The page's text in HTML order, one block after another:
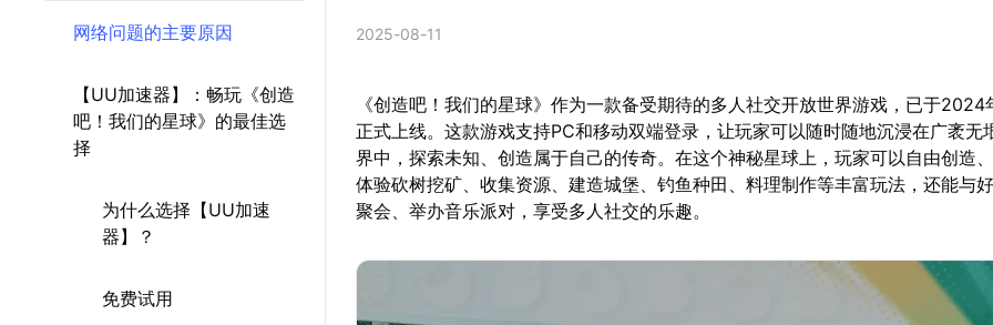
网络问题的主要原因
【UU加速器】：畅玩《创造
吧！我们的星球》的最佳选
择
为什么选择【UU加速
器】？
免费试用
2025-08-11
《创造吧！我们的星球》作为一款备受期待的多人社交开放世界游戏，已于
正式上线。这款游戏支持PC和移动双端登录，让玩家可以随时随地沉浸在广袤无
界中，探索未知、创造属于自己的传奇。在这个神秘星球上，玩家可以自由创造
体验砍树挖矿、收集资源、建造城堡、钓鱼种田、料理制作等丰富玩法，还能与
聚会、举办音乐派对，享受多人社交的乐趣。